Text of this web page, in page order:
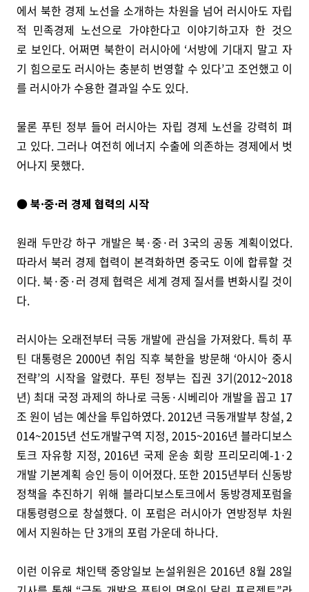
에서 북한 경제 노선을 소개하는 차원을 넘어 러시아도 자립
적 민족경제 노선으로 가야한다고 이야기하고자 한 것으
로 보인다. 어쩌면 북한이 러시아에 ‘서방에 기대지 말고 자
기 힘으로도 러시아는 충분히 번영할 수 있다’고 조언했고 이
를 러시아가 수용한 결과일 수도 있다.
물론 푸틴 정부 들어 러시아는 자립 경제 노선을 강력히 펴
고 있다. 그러나 여전히 에너지 수출에 의존하는 경제에서 벗
어나지 못했다.
● 북·중·러 경제 협력의 시작
원래 두만강 하구 개발은 북·중·러 3국의 공동 계획이었다.
따라서 북러 경제 협력이 본격화하면 중국도 이에 합류할 것
이다. 북·중·러 경제 협력은 세계 경제 질서를 변화시킬 것이
다.
러시아는 오래전부터 극동 개발에 관심을 가져왔다. 특히 푸
틴 대통령은 2000년 취임 직후 북한을 방문해 ‘아시아 중시
전략’의 시작을 알렸다. 푸틴 정부는 집권 3기(2012~2018
년) 최대 국정 과제의 하나로 극동·시베리아 개발을 꼽고 17
조 원이 넘는 예산을 투입하였다. 2012년 극동개발부 창설, 2
014~2015년 선도개발구역 지정, 2015~2016년 블라디보스
토크 자유항 지정, 2016년 국제 운송 회랑 프리모리예-1·2
개발 기본계획 승인 등이 이어졌다. 또한 2015년부터 신동방
정책을 추진하기 위해 블라디보스토크에서 동방경제포럼을
대통령령으로 창설했다. 이 포럼은 러시아가 연방정부 차원
에서 지원하는 단 3개의 포럼 가운데 하나다.
이런 이유로 채인택 중앙일보 논설위원은 2016년 8월 28일